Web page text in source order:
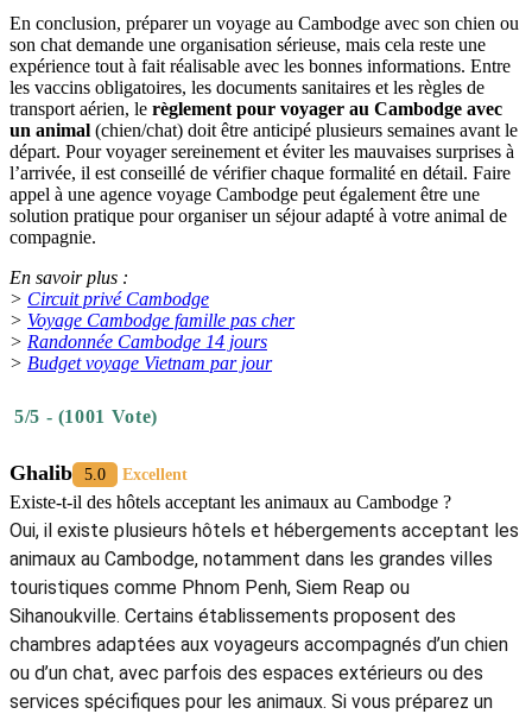
En conclusion, préparer un voyage au Cambodge avec son chien ou
son chat demande une organisation sérieuse, mais cela reste une
expérience tout à fait réalisable avec les bonnes informations. Entre
les vaccins obligatoires, les documents sanitaires et les règles de
transport aérien, le règlement pour voyager au Cambodge avec
un animal (chien/chat) doit être anticipé plusieurs semaines avant le
départ. Pour voyager sereinement et éviter les mauvaises surprises à
l’arrivée, il est conseillé de vérifier chaque formalité en détail. Faire
appel à une agence voyage Cambodge peut également être une
solution pratique pour organiser un séjour adapté à votre animal de
compagnie.
En savoir plus :
> Circuit privé Cambodge
> Voyage Cambodge famille pas cher
> Randonnée Cambodge 14 jours
> Budget voyage Vietnam par jour
5/5 - (1001 Vote)
Ghalib 5.0 Excellent
Existe-t-il des hôtels acceptant les animaux au Cambodge ?
Oui, il existe plusieurs hôtels et hébergements acceptant les
animaux au Cambodge, notamment dans les grandes villes
touristiques comme Phnom Penh, Siem Reap ou
Sihanoukville. Certains établissements proposent des
chambres adaptées aux voyageurs accompagnés d’un chien
ou d’un chat, avec parfois des espaces extérieurs ou des
services spécifiques pour les animaux. Si vous préparez un